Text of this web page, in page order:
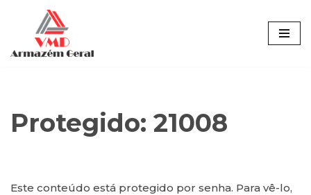
Pular
para
Protegido: 21008
Este conteúdo está protegido por senha. Para vê-lo,